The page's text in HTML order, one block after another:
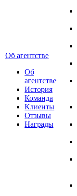
Об агентстве
Об
агентстве
История
Команда
Клиенты
Отзывы
Награды